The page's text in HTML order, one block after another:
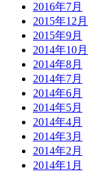
2016年7月
2015年12月
2015年9月
2014年10月
2014年8月
2014年7月
2014年6月
2014年5月
2014年4月
2014年3月
2014年2月
2014年1月